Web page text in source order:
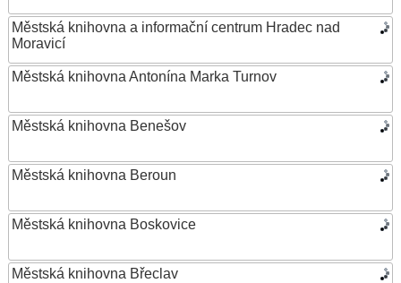
Městská knihovna a informační centrum Hradec nad
Moravicí
Městská knihovna Antonína Marka Turnov
Městská knihovna Benešov
Městská knihovna Beroun
Městská knihovna Boskovice
Městská knihovna Břeclav